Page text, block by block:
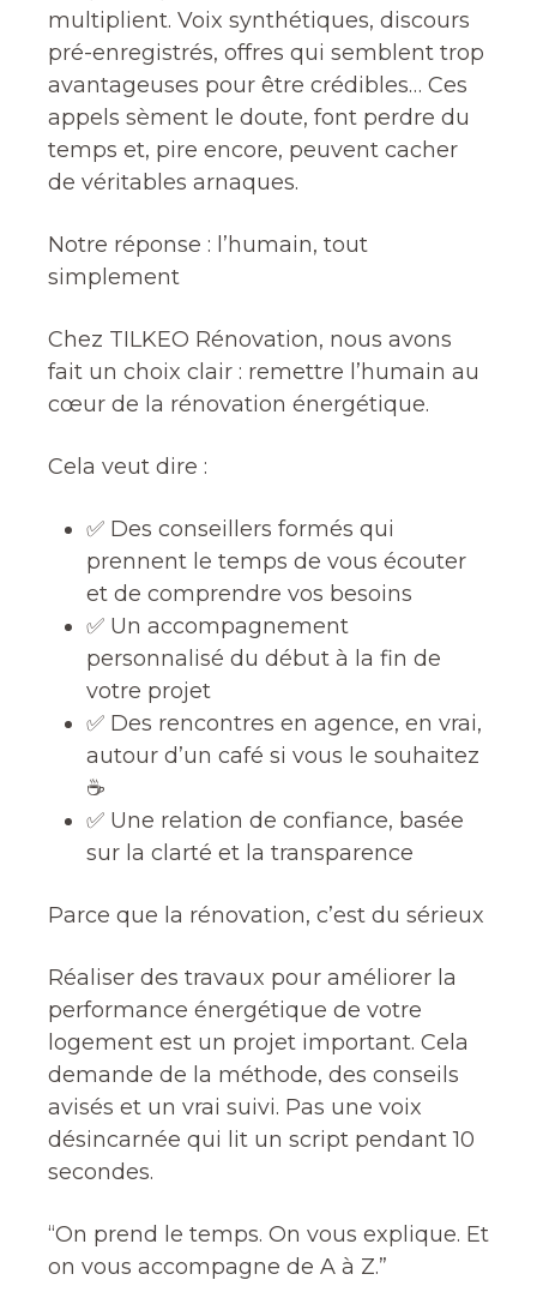
multiplient. Voix synthétiques, discours
pré-enregistrés, offres qui semblent trop
avantageuses pour être crédibles… Ces
appels sèment le doute, font perdre du
temps et, pire encore, peuvent cacher
de véritables arnaques.
Notre réponse : l’humain, tout
simplement
Chez TILKEO Rénovation, nous avons
fait un choix clair : remettre l’humain au
cœur de la rénovation énergétique.
Cela veut dire :
✅ Des conseillers formés qui
prennent le temps de vous écouter
et de comprendre vos besoins
✅ Un accompagnement
personnalisé du début à la fin de
votre projet
✅ Des rencontres en agence, en vrai,
autour d’un café si vous le souhaitez
☕
✅ Une relation de confiance, basée
sur la clarté et la transparence
Parce que la rénovation, c’est du sérieux
Réaliser des travaux pour améliorer la
performance énergétique de votre
logement est un projet important. Cela
demande de la méthode, des conseils
avisés et un vrai suivi. Pas une voix
désincarnée qui lit un script pendant 10
secondes.
“On prend le temps. On vous explique. Et
on vous accompagne de A à Z.”